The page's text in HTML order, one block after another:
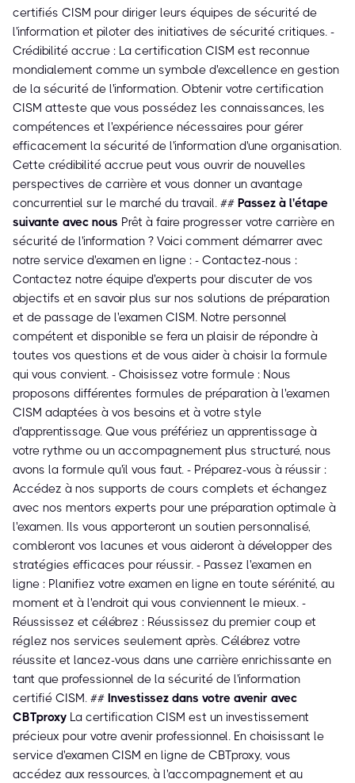
certifiés CISM pour diriger leurs équipes de sécurité de
l'information et piloter des initiatives de sécurité critiques. -
Crédibilité accrue : La certification CISM est reconnue
mondialement comme un symbole d'excellence en gestion
de la sécurité de l'information. Obtenir votre certification
CISM atteste que vous possédez les connaissances, les
compétences et l'expérience nécessaires pour gérer
efficacement la sécurité de l'information d'une organisation.
Cette crédibilité accrue peut vous ouvrir de nouvelles
perspectives de carrière et vous donner un avantage
concurrentiel sur le marché du travail. ## Passez à l'étape
suivante avec nous Prêt à faire progresser votre carrière en
sécurité de l'information ? Voici comment démarrer avec
notre service d'examen en ligne : - Contactez-nous :
Contactez notre équipe d'experts pour discuter de vos
objectifs et en savoir plus sur nos solutions de préparation
et de passage de l'examen CISM. Notre personnel
compétent et disponible se fera un plaisir de répondre à
toutes vos questions et de vous aider à choisir la formule
qui vous convient. - Choisissez votre formule : Nous
proposons différentes formules de préparation à l'examen
CISM adaptées à vos besoins et à votre style
d'apprentissage. Que vous préfériez un apprentissage à
votre rythme ou un accompagnement plus structuré, nous
avons la formule qu'il vous faut. - Préparez-vous à réussir :
Accédez à nos supports de cours complets et échangez
avec nos mentors experts pour une préparation optimale à
l'examen. Ils vous apporteront un soutien personnalisé,
combleront vos lacunes et vous aideront à développer des
stratégies efficaces pour réussir. - Passez l'examen en
ligne : Planifiez votre examen en ligne en toute sérénité, au
moment et à l'endroit qui vous conviennent le mieux. -
Réussissez et célébrez : Réussissez du premier coup et
réglez nos services seulement après. Célébrez votre
réussite et lancez-vous dans une carrière enrichissante en
tant que professionnel de la sécurité de l'information
certifié CISM. ## Investissez dans votre avenir avec
CBTproxy La certification CISM est un investissement
précieux pour votre avenir professionnel. En choisissant le
service d'examen CISM en ligne de CBTproxy, vous
accédez aux ressources, à l'accompagnement et au